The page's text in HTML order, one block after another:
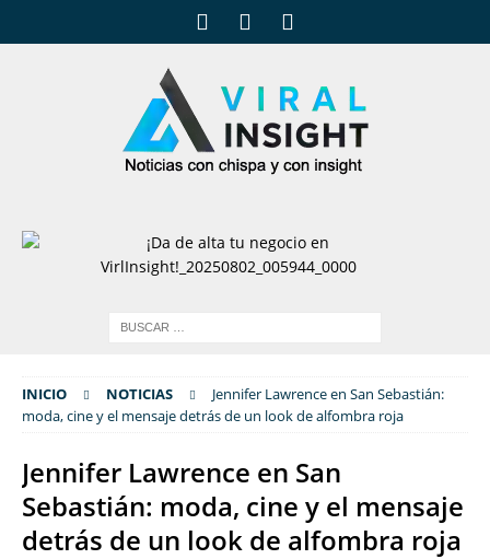
INICIO NOTICIAS
Jennifer Lawrence en San Sebastián:
moda, cine y el mensaje detrás de un look de alfombra roja
Jennifer Lawrence en San
Sebastián: moda, cine y el mensaje
detrás de un look de alfombra roja